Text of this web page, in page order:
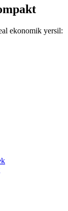
ekonomik yersil: